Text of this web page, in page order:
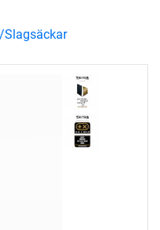
Slagsäckar